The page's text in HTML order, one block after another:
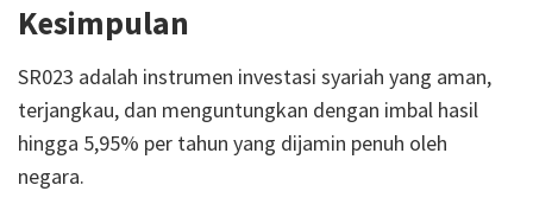
Kesimpulan
SR023 adalah instrumen investasi syariah yang aman,
terjangkau, dan menguntungkan dengan imbal hasil
hingga 5,95% per tahun yang dijamin penuh oleh
negara.